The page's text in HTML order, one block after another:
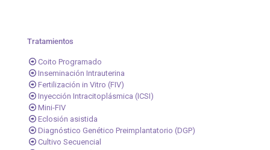
Tratamientos
Coito Programado
Inseminación Intrauterina
Fertilización in Vitro (FIV)
Inyección Intracitoplásmica (ICSI)
Mini-FIV
Eclosión asistida
Diagnóstico Genético Preimplantatorio (DGP)
Cultivo Secuencial